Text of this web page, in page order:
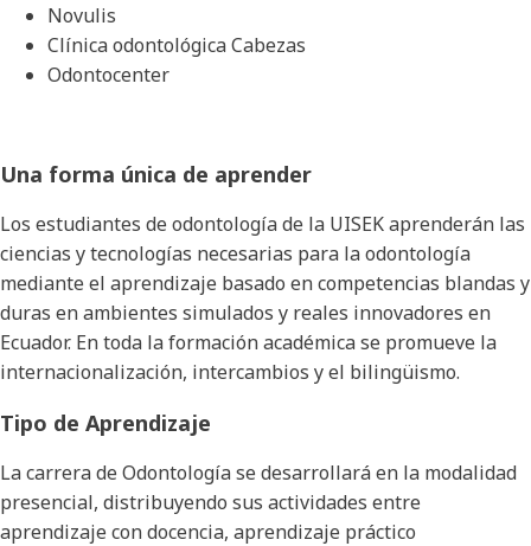
Novulis
Clínica odontológica Cabezas
Odontocenter
Una forma única de aprender
Los estudiantes de odontología de la UISEK aprenderán las
ciencias y tecnologías necesarias para la odontología
mediante el aprendizaje basado en competencias blandas y
duras en ambientes simulados y reales innovadores en
Ecuador. En toda la formación académica se promueve la
internacionalización, intercambios y el bilingüismo.
Tipo de Aprendizaje
La carrera de Odontología se desarrollará en la modalidad
presencial, distribuyendo sus actividades entre
aprendizaje con docencia, aprendizaje práctico